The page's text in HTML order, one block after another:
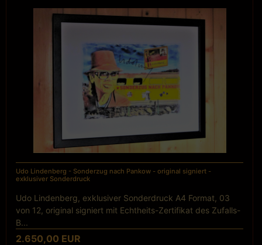
Udo Lindenberg - Sonderzug nach Pankow - original signiert -
exklusiver Sonderdruck
Udo Lindenberg, exklusiver Sonderdruck A4 Format, 03
von 12, original signiert mit Echtheits-Zertifikat des Zufalls-
B...
2.650,00 EUR